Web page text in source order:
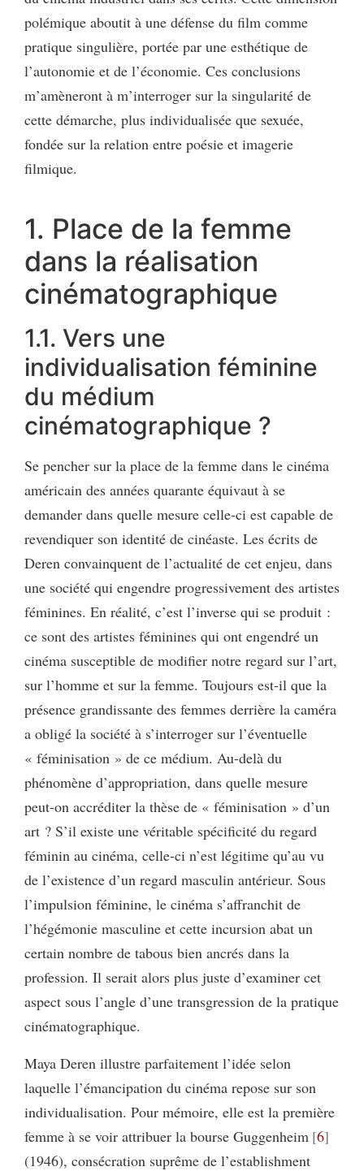
polémique aboutit à une défense du film comme
pratique singulière, portée par une esthétique de
l’autonomie et de l’économie. Ces conclusions
m’amèneront à m’interroger sur la singularité de
cette démarche, plus individualisée que sexuée,
fondée sur la relation entre poésie et imagerie
filmique.
1. Place de la femme
dans la réalisation
cinématographique
1.1. Vers une
individualisation féminine
du médium
cinématographique ?
Se pencher sur la place de la femme dans le cinéma
américain des années quarante équivaut à se
demander dans quelle mesure celle-ci est capable de
revendiquer son identité de cinéaste. Les écrits de
Deren convainquent de l’actualité de cet enjeu, dans
une société qui engendre progressivement des artistes
féminines. En réalité, c’est l’inverse qui se produit :
ce sont des artistes féminines qui ont engendré un
cinéma susceptible de modifier notre regard sur l’art,
sur l’homme et sur la femme. Toujours est-il que la
présence grandissante des femmes derrière la caméra
a obligé la société à s’interroger sur l’éventuelle
« féminisation » de ce médium. Au-delà du
phénomène d’appropriation, dans quelle mesure
peut-on accréditer la thèse de « féminisation » d’un
art ? S’il existe une véritable spécificité du regard
féminin au cinéma, celle-ci n’est légitime qu’au vu
de l’existence d’un regard masculin antérieur. Sous
l’impulsion féminine, le cinéma s’affranchit de
l’hégémonie masculine et cette incursion abat un
certain nombre de tabous bien ancrés dans la
profession. Il serait alors plus juste d’examiner cet
aspect sous l’angle d’une transgression de la pratique
cinématographique.
Maya Deren illustre parfaitement l’idée selon
laquelle l’émancipation du cinéma repose sur son
individualisation. Pour mémoire, elle est la première
femme à se voir attribuer la bourse Guggenheim 6
(1946), consécration suprême de l’establishment